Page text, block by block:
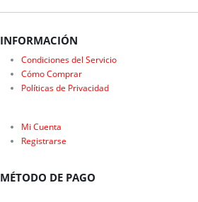
INFORMACIÓN
Condiciones del Servicio
Cómo Comprar
Políticas de Privacidad
Mi Cuenta
Registrarse
MÉTODO DE PAGO